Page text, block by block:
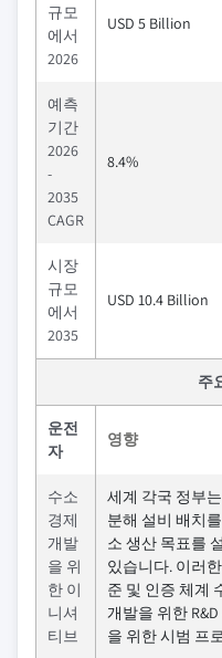
규모
에서
2026
USD 5 Billion
예측
기간
2026
-
2035
CAGR
8.4%
시장
규모
에서
2035
USD 10.4 Billion
주
운전
자
영향
수소
경제
개발
을 위
한 이
니셔
티브
세계 각국 정부
분해 설비 배치
소 생산 목표를
있습니다. 이러
준 및 인증 체계
개발을 위한
을 위한 시범 프